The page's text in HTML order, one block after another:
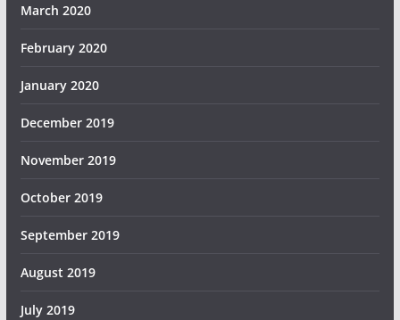
March 2020
February 2020
January 2020
December 2019
November 2019
October 2019
September 2019
August 2019
July 2019